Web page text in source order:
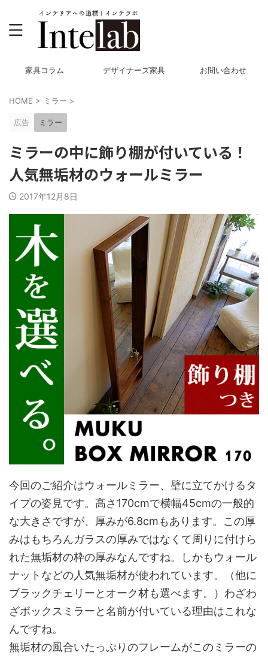
家具コラム デザイナーズ家具 お問い合わせ
HOME > ミラー >
広告 ミラー
ミラーの中に飾り棚が付いている！
人気無垢材のウォールミラー
2017年12月8日
今回のご紹介はウォールミラー、壁に立てかけるタ
イプの姿見です。高さ170cmで横幅45cmの一般的
な大きさですが、厚みが6.8cmもあります。この厚
みはもちろんガラスの厚みではなくて周りに付けら
れた無垢材の枠の厚みなんですね。しかもウォール
ナットなどの人気無垢材が使われています。（他に
ブラックチェリーとオーク材も選べます。）わざわ
ざボックスミラーと名前が付いている理由はこれな
んですね。
無垢材の風合いたっぷりのフレームがこのミラーの